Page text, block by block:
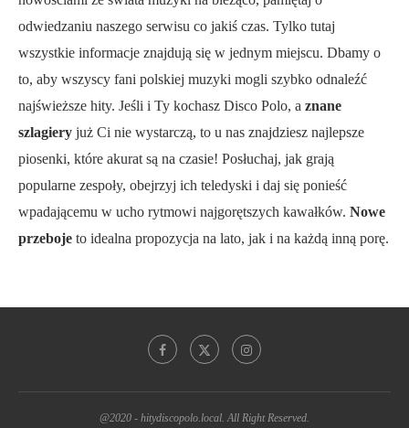
odwiedzaniu naszego serwisu co jakiś czas. Tylko tutaj
wszystkie informacje znajdują się w jednym miejscu. Dbamy o
to, aby wszyscy fani polskiej muzyki mogli szybko odnaleźć
najświeższe hity. Jeśli i Ty kochasz Disco Polo, a znane
szlagiery już Ci nie wystarczą, to u nas znajdziesz najlepsze
piosenki, które akurat są na czasie! Posłuchaj, jak grają
popularne zespoły, obejrzyj ich teledyski i daj się ponieść
wpadającemu w ucho rytmowi najgorętszych kawałków. Nowe
przeboje to idealna propozycja na lato, jak i na każdą inną porę.
@2020 - hitydiscopolo.local. All Right Reserved.